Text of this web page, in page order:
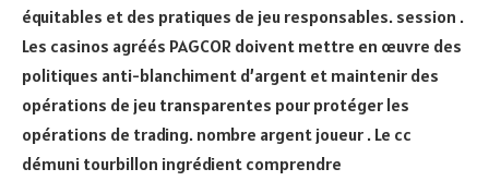
équitables et des pratiques de jeu responsables. session .
Les casinos agréés PAGCOR doivent mettre en œuvre des
politiques anti-blanchiment d’argent et maintenir des
opérations de jeu transparentes pour protéger les
opérations de trading. nombre argent joueur . Le cc
démuni tourbillon ingrédient comprendre